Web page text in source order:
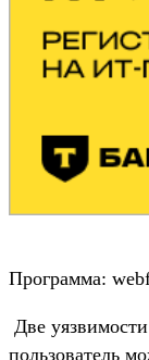
Программа:
Две
пользователь